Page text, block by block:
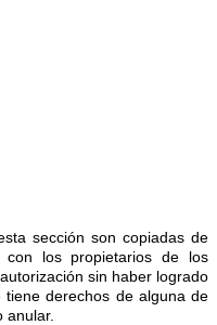
sección son copiadas de
con los propietarios de los
sin haber logrado
derechos de alguna de
anular.